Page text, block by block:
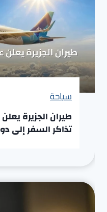
سياحة
تذاكر السفر إلى